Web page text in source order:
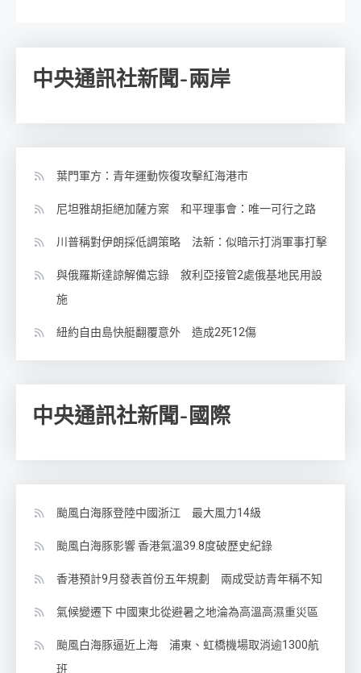
中央通訊社新聞-兩岸
葉門軍方：青年運動恢復攻擊紅海港市
尼坦雅胡拒絕加薩方案 和平理事會：唯一可行之路
川普稱對伊朗採低調策略 法新：似暗示打消軍事打擊
與俄羅斯達諒解備忘錄 敘利亞接管2處俄基地民用設
施
紐約自由島快艇翻覆意外 造成2死12傷
中央通訊社新聞-國際
颱風白海豚登陸中國浙江 最大風力14級
颱風白海豚影響 香港氣溫39.8度破歷史紀錄
香港預計9月發表首份五年規劃 兩成受訪青年稱不知
氣候變遷下 中國東北從避暑之地淪為高溫高濕重災區
颱風白海豚逼近上海 浦東、虹橋機場取消逾1300航
班